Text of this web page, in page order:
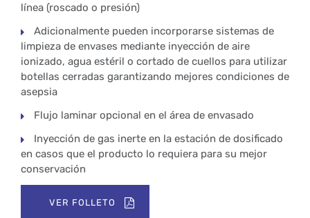
línea (roscado o presión)
Adicionalmente pueden incorporarse sistemas de
limpieza de envases mediante inyección de aire
ionizado, agua estéril o cortado de cuellos para utilizar
botellas cerradas garantizando mejores condiciones de
asepsia
Flujo laminar opcional en el área de envasado
Inyección de gas inerte en la estación de dosificado
en casos que el producto lo requiera para su mejor
conservación
VER FOLLETO